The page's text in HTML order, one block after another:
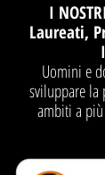
I
Laureati,
Uomini e
sviluppare
ambiti a